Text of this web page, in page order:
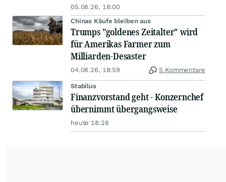
05.08.26, 18:00
Chinas Käufe bleiben aus
Trumps "goldenes Zeitalter" wird
für Amerikas Farmer zum
Milliarden-Desaster
04.08.26, 18:59 5 Kommentare
Stabilus
Finanzvorstand geht - Konzernchef
übernimmt übergangsweise
heute 18:28